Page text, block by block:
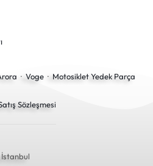
· Voge · Motosiklet Yedek Parça
Sözleşmesi
İstanbul